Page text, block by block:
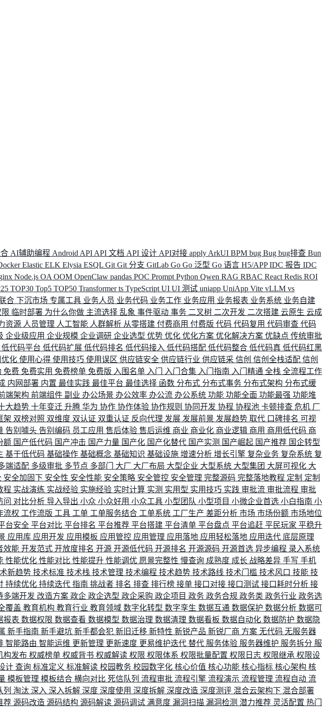
AI辅助编程 Android API API 文档 API 设计 API对接 apply ArkUI BPM bug Bug bug排查 Bun
Elastic ELK Elysia ESQL Git Git 分支 GitLab Go Go 泛型 Go 语言 H5/APPIDC 报告 IDC
Node.js OA OOM OpenClaw pandas POC Prompt Python Qwen RAG RBAC React Redis ROI
TOP30 Top5 TOP50 Transformerts TypeScript UI UI 测试 uniapp UniApp Vite vLLM vs
合 下沉市场 专属工具 业务人员 业务代码 业务工作 业务应用 业务报表 业务系统 业务自建
限 临时部署 为什么你做 主流选择 乱象 事件驱动 事务 二叉树 二次开发 二次搭建 云原生 云成
资源 人员管理 人工智能 人群解析 从零搭建 付费商用 付费版 代码 代码复用 代码审查 代码
企业级应用 企业规模 企业调研 企业选型 优势 优化 优化方案 优化解决方案 优缺点 传统审批
低代码平台 低代码扩展 低代码排名 低代码接入 低代码搭配 低代码整合 低代码真 低代码红黑
化 使用心得 使用技巧 使用误区 供应链安全 供应链行业 供应链采 信创 信创全栈适配 信创
免费 免费实用 免费榜单 免费版 入围名单 入门 入门合集 入门指南 入门精通 全栈 全流程工作
内网部署 内置 最佳实践 最佳平台 最佳选择 函数 分布式 分布式事务 分布式架构 分布式缓
端架构 前端组件 副业 办公场景 办公效率 办公流 办公系统 功能 功能全面 功能最强 功能堆
大趋势 十年变迁 升腾 华为 协作 协作体验 协作规则 协同开发 协程 协程池 卡顿排查 危机 厂
架 双榜对照 双维度 双认证 双重认证 反向代理 发展 发展前景 发展趋势 取代 口碑排名 可视
告别噱头 告别编码 员工应用 售后体验 售后运维 商业 商业化 商业逻辑 商用 商用低代码 商
额 国产低代码 国产冲击 国产力量 国产化 国产化替代 国产实测 国产崛起 国产推荐 国企转型
基于低代码 基础操作 基础概念 基础知识 基础设施 增速分析 增长引擎 复杂业务 复杂系统 复
端适配 多级审批 多节点 多部门 大厂 大厂布局 大型企业 大型系统 大型集团 大屏可视化 大
安全加固下 安全性 安全性能 安全策略 安全管控 安全管理 完整源码 完整落地教程 定制 定制
程 实战演练 实战经验 实施经验 实时计算 实测 实用型 实用技巧 实践 审批流 审批流程 审批
问 对比分析 导入导出 小众 小众好用 小众工具 小型团队 小型项目 小微企业首选 小白指南 小
流权 工作流版 工具 工单 工单服务结合 工单系统 工厂生产 差距分析 市场 市场份额 市场地位
台安全 平台对比 平台排名 平台推荐 平台搭建 平台清单 平台盘点 平台追赶 平民玩家 平稳升
应用库 应用开发 应用模板 应用管控 应用管理 应用落地 应用轻松落地 应用迭代 底层原理
效能 开发范式 开放度排名 开源 开源低代码 开源排名 开源源码 开源首选 异步编程 录入系统
性能优化 性能对比 性能提升 性能调优 愿景完整性 慢查询 成熟度 成长 战略差异 手写 手机
新趋势 技术标准 技术栈 技术管理 技术编程 技术趋势 技术路线 技术门槛 技术风口 技能 技
持续优化 持续迭代 指南 挑战者 排名 排查 排行榜 接单 接口对接 接口测试 接口耗时分析 接
多端开发 改造方案 政企 政企选型 政企采购 政企项目 政务 政务合规 政务类 政务行业 政务选
覆盖 教育机构 教育行业 教育领域 数字化转型 数字孪生 数据互通 数据保护 数据分析 数据可
报表 数据权限 数据查看 数据模型 数据治理 数据清理 数据看板 数据自动化 数据防护 数据隐
新手指南 新手避坑 新手都会犯 新旧迁移 新特性 新锐产品 新锐厂商 方案 无代码 无服务器
智能路由 智能运维 更新管理 更新速度 更易维护迭代 替代 服务体验 服务器维护 服务拆分 服
构发布 权威榜单 权威背书 权威解读 权限 权限体系 权限批量配置 权限日志 权限继承 权限设
计 查询 标准定义 标准解读 校园教务 校园数字化 核心价值 核心功能 核心指标 核心架构 核
模板管理 模板结合 横向对比 死信队列 流程审批 流程引擎 流程演示 流程管理 流程自动 流
列 淘汰 深入 深入拆解 深度 深度使用 深度拆解 深度改造 深度测评 混合云架构下 混合部署
荐 源码改造 源码结构 源码解读 源码调试 满意度 漏洞扫描 漏洞检测 潜力推荐 灵活配置 热门